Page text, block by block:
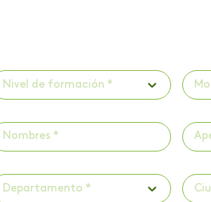
Internacionalización
Investigación
Investigaciones
Investigaciones -
Nivel de formación *
Departamento *